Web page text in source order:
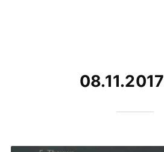
08.11.2017